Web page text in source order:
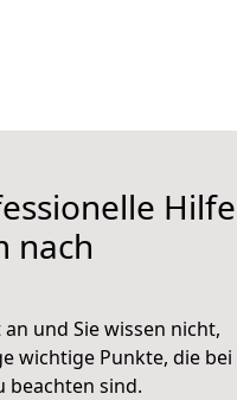
Hilfe
nach
und Sie wissen nicht,
wichtige Punkte, die bei
beachten sind.